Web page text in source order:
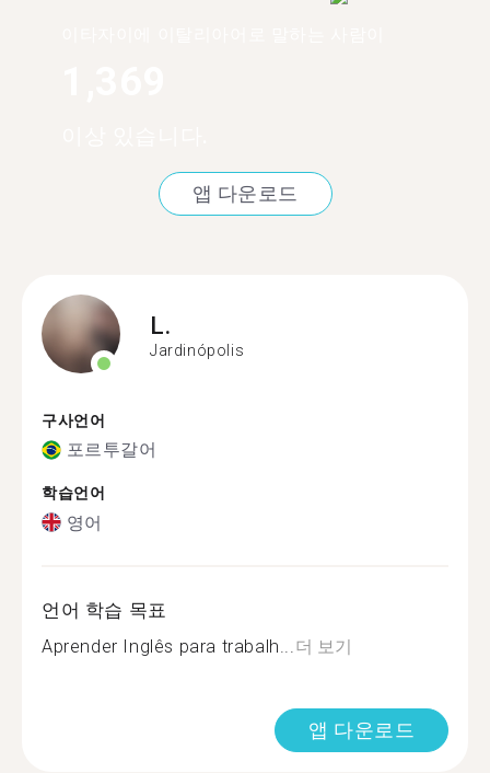
앱 다운로드
L.
Jardinópolis
구사언어
포르투갈어
학습언어
영어
언어 학습 목표
Aprender Inglês para trabalh... 더 보기
앱 다운로드